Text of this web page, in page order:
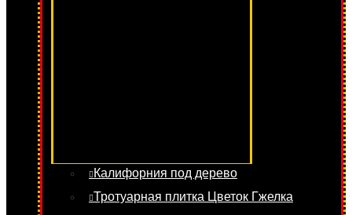
Калифорния под дерево
Тротуарная плитка Цветок Гжелка